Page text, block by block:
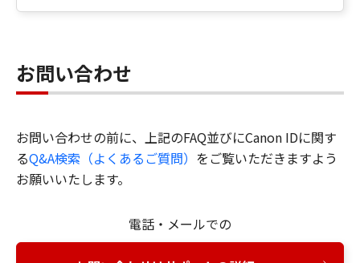
お問い合わせ
お問い合わせの前に、上記のFAQ並びにCanon IDに関す
るQ&A検索（よくあるご質問） をご覧いただきますよう
お願いいたします。
電話・メールでの